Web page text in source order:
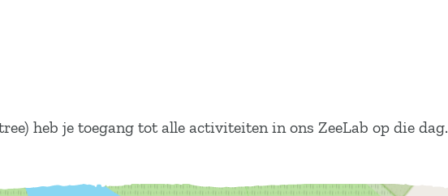
heb je toegang tot alle activiteiten in ons ZeeLab op die dag.